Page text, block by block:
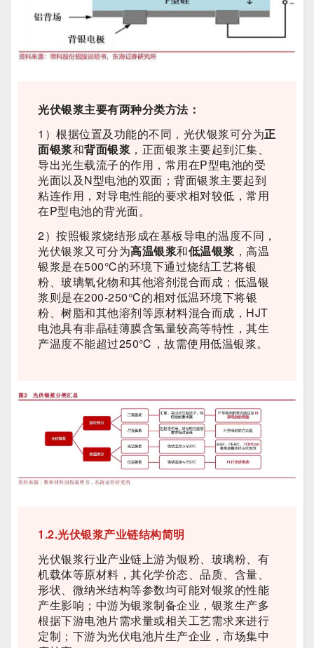
光伏银浆主要有两种分类方法：
1）根据位置及功能的不同，光伏银浆可分为正
面银浆和背面银浆 ，正面银浆主要起到汇集、
导出光生载流子的作用，常用在P型电池的受
光面以及N型电池的双面；背面银浆主要起到
粘连作用，对导电性能的要求相对较低，常用
在P型电池的背光面。
2）按照银浆烧结形成在基板导电的温度不同，
光伏银浆又可分为高温银浆和低温银浆 ，高温
银浆是在500℃的环境下通过烧结工艺将银
粉、玻璃氧化物和其他溶剂混合而成；低温银
浆则是在200-250℃的相对低温环境下将银
粉、树脂和其他溶剂等原材料混合而成，HJT
电池具有非晶硅薄膜含氢量较高等特性，其生
产温度不能超过250℃，故需使用低温银浆。
1.2.光伏银浆产业链结构简明
光伏银浆行业产业链上游为银粉、玻璃粉、有
机载体等原材料，其化学价态、品质、含量、
形状、微纳米结构等参数均可能对银浆的性能
产生影响；中游为银浆制备企业，银浆生产多
根据下游电池片需求量或相关工艺需求来进行
定制；下游为光伏电池片生产企业，市场集中